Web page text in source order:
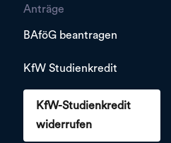
Anträge
BAföG beantragen
KfW Studienkredit
KfW-Studienkredit
widerrufen